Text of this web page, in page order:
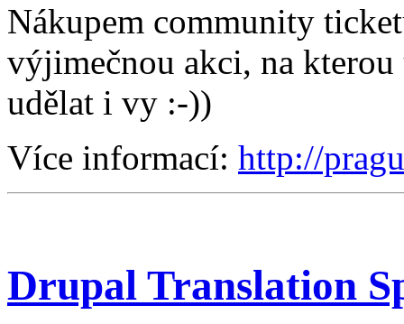
Nákupem community
výjimečnou akci, na kterou
udělat i vy :-))
Více informací: http://
Drupal Translation